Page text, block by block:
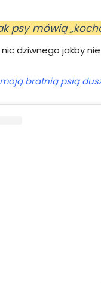
psy mówią
nic dziwnego jakby
moją bratnią psią